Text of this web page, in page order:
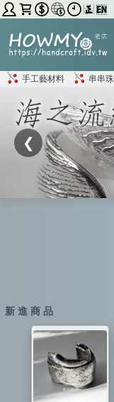
手工藝材料 串串珠
❮
新 進 商 品